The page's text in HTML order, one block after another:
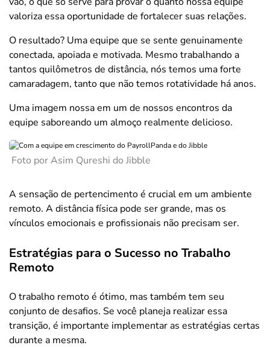
valoriza essa oportunidade de fortalecer suas relações.
O resultado? Uma equipe que se sente genuinamente
conectada, apoiada e motivada. Mesmo trabalhando a
tantos quilômetros de distância, nós temos uma forte
camaradagem, tanto que não temos rotatividade há anos.
Uma imagem nossa em um de nossos encontros da
equipe saboreando um almoço realmente delicioso.
Foto por Asim Qureshi do Jibble
A sensação de pertencimento é crucial em um ambiente
remoto. A distância física pode ser grande, mas os
vínculos emocionais e profissionais não precisam ser.
Estratégias para o Sucesso no Trabalho
Remoto
O trabalho remoto é ótimo, mas também tem seu
conjunto de desafios. Se você planeja realizar essa
transição, é importante implementar as estratégias certas
durante a mesma.